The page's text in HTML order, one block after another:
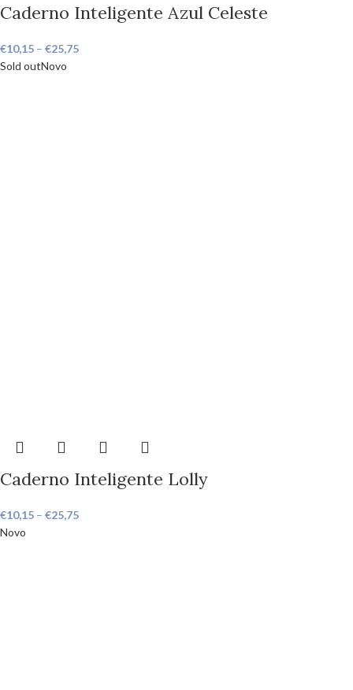
Caderno Inteligente Azul Celeste
€10,15 – €25,75
Sold outNovo
Caderno Inteligente Lolly
€10,15 – €25,75
Novo